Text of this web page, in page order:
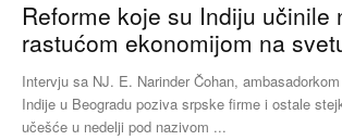
Reforme koje su Indiju učinile
rastućom ekonomijom na
Intervju sa NJ. E. Narinder Čohan,
Indije u Beogradu poziva srpske firme i ostale
učešće u nedelji pod nazivom ...